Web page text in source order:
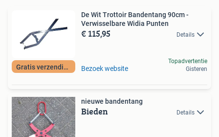
Gratis verzending
De Wit Trottoir Bandentang 90cm -
Verwisselbare Widia Punten
€ 115,95 Details
Bezoek website
Topadvertentie
Gisteren
nieuwe bandentang
Bieden Details